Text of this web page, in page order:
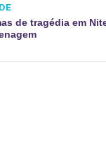
de tragédia em